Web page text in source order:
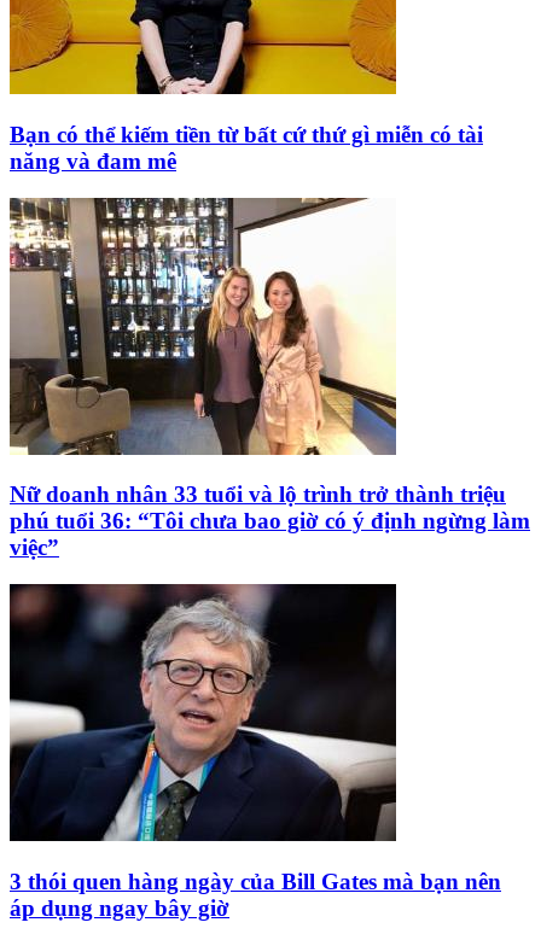
Bạn có thể kiếm tiền từ bất cứ thứ gì miễn có tài
năng và đam mê
Nữ doanh nhân 33 tuổi và lộ trình trở thành triệu
phú tuổi 36: “Tôi chưa bao giờ có ý định ngừng làm
việc”
3 thói quen hàng ngày của Bill Gates mà bạn nên
áp dụng ngay bây giờ